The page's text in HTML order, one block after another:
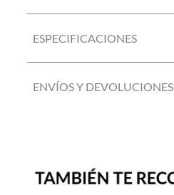
ESPECIFICACIONES
ENVÍOS Y DEVOLUCIONES